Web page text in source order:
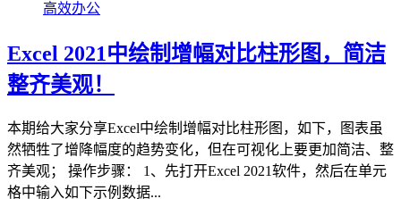
高效办公
Excel 2021中绘制增幅对比柱形图，简洁
整齐美观！
本期给大家分享Excel中绘制增幅对比柱形图，如下，图表虽
然牺牲了增降幅度的趋势变化，但在可视化上要更加简洁、整
齐美观； 操作步骤： 1、先打开Excel 2021软件，然后在单元
格中输入如下示例数据...